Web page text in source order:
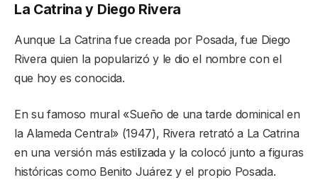
La Catrina y Diego Rivera
Aunque La Catrina fue creada por Posada, fue Diego
Rivera quien la popularizó y le dio el nombre con el
que hoy es conocida.
En su famoso mural «Sueño de una tarde dominical en
la Alameda Central» (1947), Rivera retrató a La Catrina
en una versión más estilizada y la colocó junto a figuras
históricas como Benito Juárez y el propio Posada.